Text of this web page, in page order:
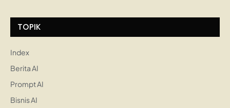
TOPIK
Index
Berita AI
Prompt AI
Bisnis AI